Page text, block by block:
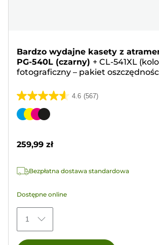
Bardzo wydajne kasety z
PG-540L (czarny) + CL-541XL
fotograficzny – pakiet
4.6 (567)
4.6
na
567
Wkład
259,99 zł
Bezpłatna dostawa standardowa
Dostępne online
1